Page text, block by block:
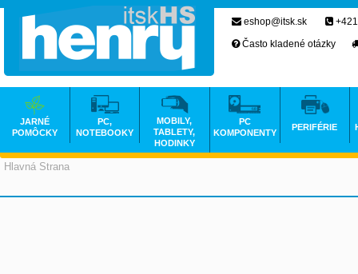
Hlavná Strana
eshop@itsk.sk
Často kladené otázky
JARNÉ
POMÔCKY
PC,
NOTEBOOKY
MOBILY,
TABLETY,
HODINKY
PC
KOMPONENTY
PERIFÉRIE